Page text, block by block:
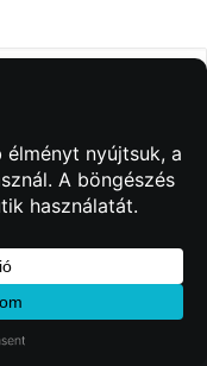
fenntartva